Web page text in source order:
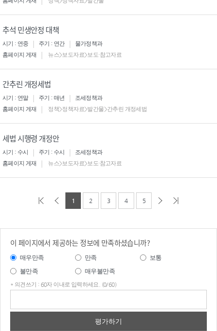
추석 민생안정 대책
시기 : 연중 주기 : 연간
물가정책과
홈페이지 게재
뉴스>보도자료>보도·참고자료
간추린 개정세법
시기 : 연말 주기 : 매년
조세정책과
홈페이지 게재
정책>정책자료>발간물>간추린 개정세법
세법 시행령 개정안
시기 : 수시 주기 : 수시
조세정책과
홈페이지 게재
뉴스>보도자료>보도·참고자료
1 2 3 4 5
이 페이지에서 제공하는 정보에 만족하셨습니까?
매우만족 만족
보통
불만족
매우불만족
* 의견쓰기 : 60자 이내로 입력하세요. (0/60)